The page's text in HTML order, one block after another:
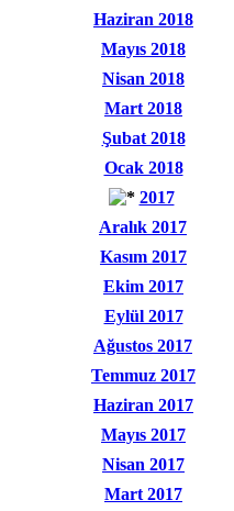
Haziran 2018
Mayıs 2018
Nisan 2018
Mart 2018
Şubat 2018
Ocak 2018
2017
Aralık 2017
Kasım 2017
Ekim 2017
Eylül 2017
Ağustos 2017
Temmuz 2017
Haziran 2017
Mayıs 2017
Nisan 2017
Mart 2017